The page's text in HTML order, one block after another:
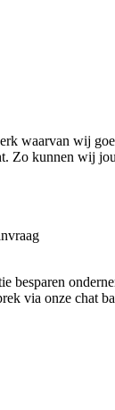
waarvan wij
Zo kunnen wij
via onze chat